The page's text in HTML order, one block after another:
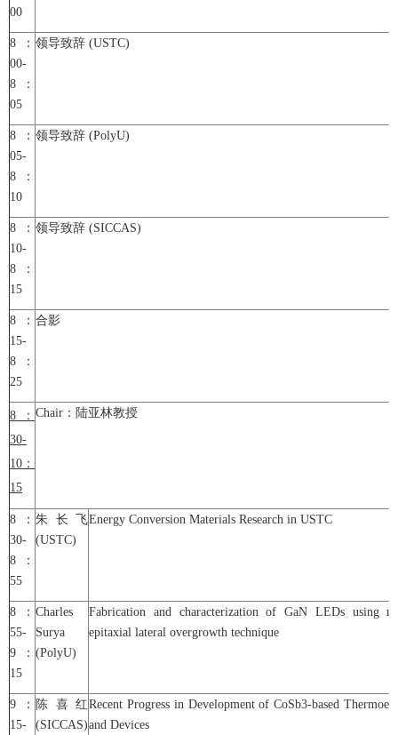
00
8：
00-
8：
05
领导致辞 (USTC)
8：
05-
8：
10
领导致辞 (PolyU)
8：
10-
8：
15
领导致辞 (SICCAS)
8：
15-
8：
25
合影
8 ：
30-
10 ：
15
Chair：陆亚林教授
8：
30-
8：
55
朱长飞
(USTC)
Energy Conversion Materials Research in USTC
8：
55-
9：
15
Charles
Surya
(PolyU)
Fabrication and characterization of GaN LEDs using
epitaxial lateral overgrowth technique
9：
15-
陈喜红
(SICCAS)
Recent Progress in Development of CoSb3-based
and Devices